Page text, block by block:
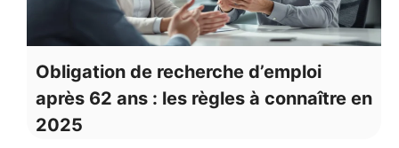
Obligation de recherche d’emploi
après 62 ans : les règles à connaître en
2025